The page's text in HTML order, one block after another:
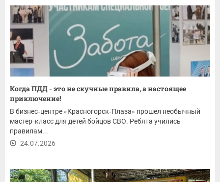
Когда ПДД - это не скучные правила, а настоящее
приключение!
В бизнес‑центре «Красногорск‑Плаза» прошел необычный
мастер‑класс для детей бойцов СВО. Ребята учились
правилам...
24.07.2026